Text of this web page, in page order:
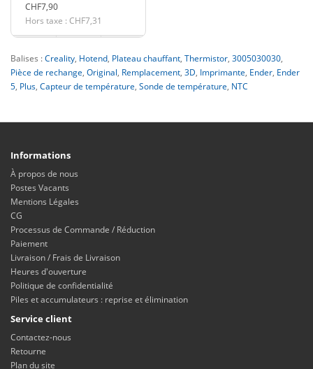
CHF7,90
Hors taxe : CHF7,31
Balises :Creality, Hotend, Plateau chauffant, Thermistor, 3005030030,
Pièce de rechange, Original, Remplacement, 3D, Imprimante, Ender, Ender
5, Plus, Capteur de température, Sonde de température, NTC
Informations
À propos de nous
Postes Vacants
Mentions Légales
CG
Processus de Commande / Réduction
Paiement
Livraison / Frais de Livraison
Heures d'ouverture
Politique de confidentialité
Piles et accumulateurs : reprise et élimination
Service client
Contactez-nous
Retourne
Plan du site